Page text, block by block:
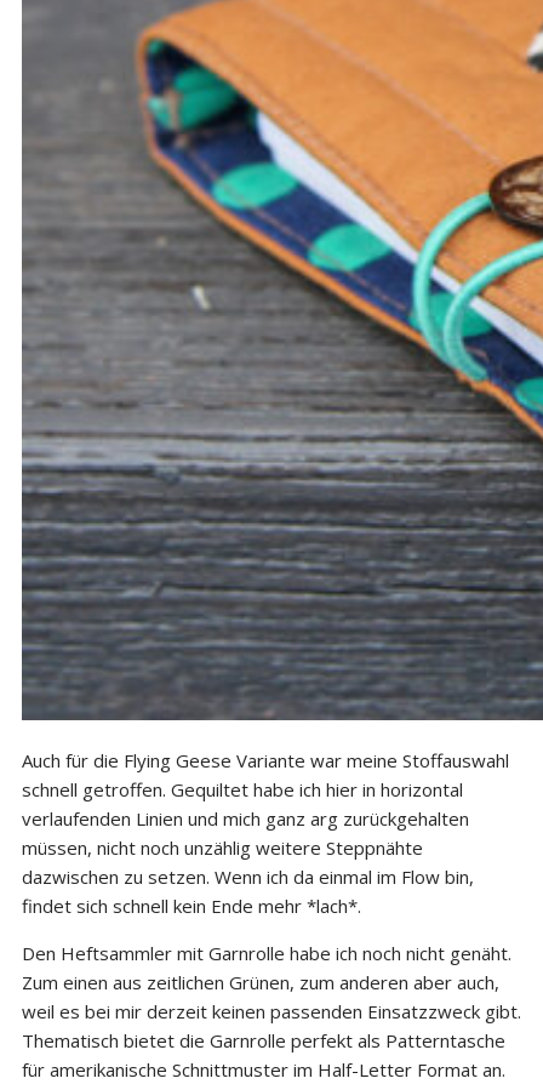
Auch für die Flying Geese Variante war meine Stoffauswahl
schnell getroffen. Gequiltet habe ich hier in horizontal
verlaufenden Linien und mich ganz arg zurückgehalten
müssen, nicht noch unzählig weitere Steppnähte
dazwischen zu setzen. Wenn ich da einmal im Flow bin,
findet sich schnell kein Ende mehr *lach*.
Den Heftsammler mit Garnrolle habe ich noch nicht genäht.
Zum einen aus zeitlichen Grünen, zum anderen aber auch,
weil es bei mir derzeit keinen passenden Einsatzzweck gibt.
Thematisch bietet die Garnrolle perfekt als Patterntasche
für amerikanische Schnittmuster im Half-Letter Format an.